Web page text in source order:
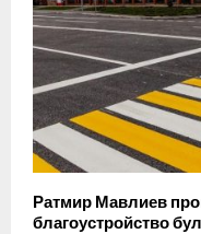
Ратмир Мавлиев
благоустройство